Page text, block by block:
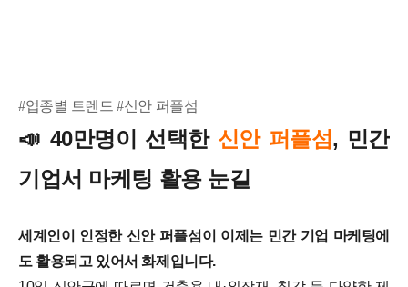
#업종별 트렌드 #신안 퍼플섬
📣 40만명이 선택한 신안 퍼플섬, 민간
기업서 마케팅 활용 눈길
세계인이 인정한 신안 퍼플섬이 이제는 민간 기업 마케팅에
도 활용되고 있어서 화제입니다.